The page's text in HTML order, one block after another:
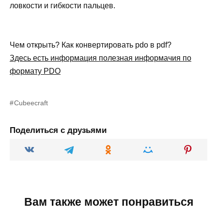
ловкости и гибкости пальцев.
Чем открыть? Как конвертировать pdo в pdf?
Здесь есть информация полезная информачия по
формату PDO
Cubeecraft
Поделиться с друзьями
Вам также может понравиться